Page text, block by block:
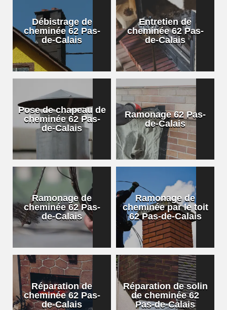
Débistrage de
cheminée 62 Pas-
de-Calais
Entretien de
cheminée 62 Pas-
de-Calais
Pose de chapeau de
cheminée 62 Pas-
de-Calais
Ramonage 62 Pas-
de-Calais
Ramonage de
cheminée 62 Pas-
de-Calais
Ramonage de
cheminée par le toit
62 Pas-de-Calais
Réparation de
cheminée 62 Pas-
de-Calais
Réparation de solin
de cheminée 62
Pas-de-Calais